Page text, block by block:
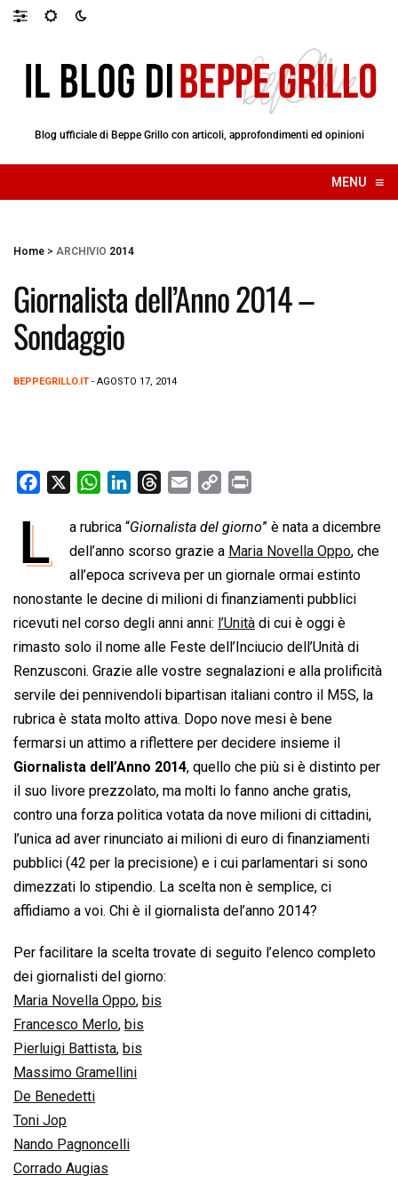
Blog ufficiale di Beppe Grillo con articoli, approfondimenti ed opinioni
MENU ≡
☰
Home > ARCHIVIO 2014
Giornalista dell’Anno 2014 –
Sondaggio
BEPPEGRILLO.IT - AGOSTO 17, 2014
o
o
k
W
a
t
s
A
p
p
n
k
e
d
I
n
r
e
a
d
s
a
i
l
p
y
L
i
n
k
i
n
t
L a rubrica “Giornalista del giorno” è nata a dicembre
dell’anno scorso grazie a Maria Novella Oppo, che
all’epoca scriveva per un giornale ormai estinto
nonostante le decine di milioni di finanziamenti pubblici
ricevuti nel corso degli anni anni: l’Unità di cui è oggi è
rimasto solo il nome alle Feste dell’Inciucio dell’Unità di
Renzusconi. Grazie alle vostre segnalazioni e alla prolificità
servile dei pennivendoli bipartisan italiani contro il M5S, la
rubrica è stata molto attiva. Dopo nove mesi è bene
fermarsi un attimo a riflettere per decidere insieme il
Giornalista dell’Anno 2014, quello che più si è distinto per
il suo livore prezzolato, ma molti lo fanno anche gratis,
contro una forza politica votata da nove milioni di cittadini,
l’unica ad aver rinunciato ai milioni di euro di finanziamenti
pubblici (42 per la precisione) e i cui parlamentari si sono
dimezzati lo stipendio. La scelta non è semplice, ci
affidiamo a voi. Chi è il giornalista del’anno 2014?
Per facilitare la scelta trovate di seguito l’elenco completo
dei giornalisti del giorno:
Maria Novella Oppo, bis
Francesco Merlo, bis
Pierluigi Battista, bis
Massimo Gramellini
De Benedetti
Toni Jop
Nando Pagnoncelli
Corrado Augias